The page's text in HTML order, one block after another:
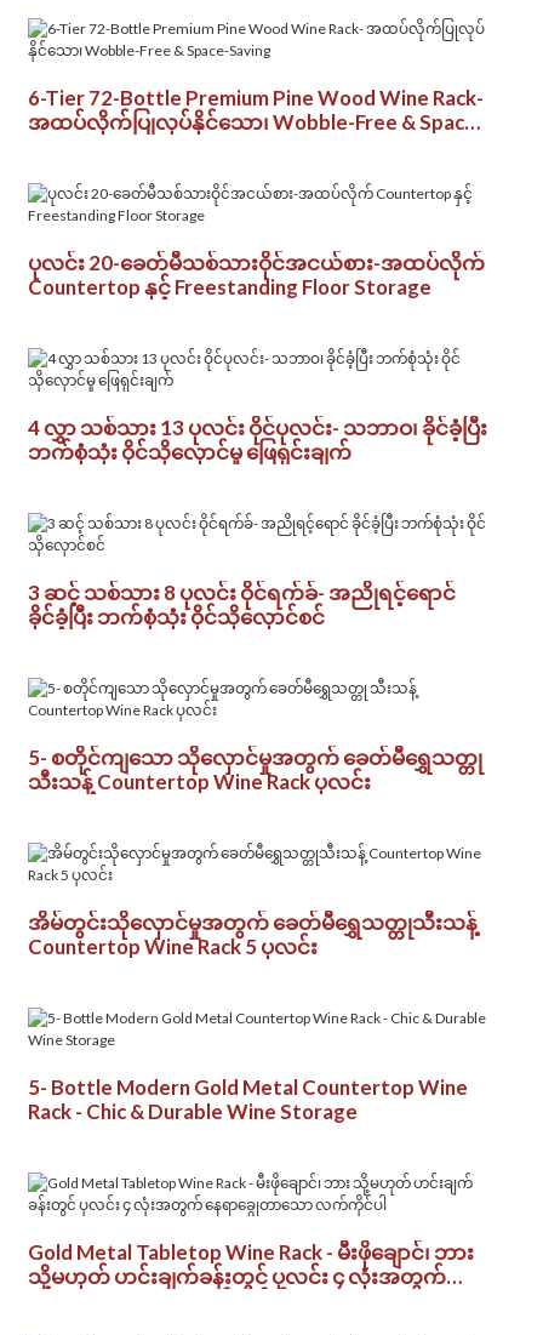
6-Tier 72-Bottle Premium Pine Wood Wine Rack-
အထပ်လိုက်ပြုလုပ်နိုင်သော၊ Wobble-Free & Space-
ပုလင်း 20-ခေတ်မီသစ်သားဝိုင်အငယ်စား-အထပ်လိုက်
Countertop နှင့် Freestanding Floor Storage
4 လွှာ သစ်သား 13 ပုလင်း ဝိုင်ပုလင်း- သဘာဝ၊ ခိုင်ခံ့ပြီး
ဘက်စုံသုံး ဝိုင်သိုလှောင်မှု ဖြေရှင်းချက်
3 ဆင့် သစ်သား 8 ပုလင်း ဝိုင်ရက်ခ်- အညိုရင့်ရောင်
ခိုင်ခံ့ပြီး ဘက်စုံသုံး ဝိုင်သိုလှောင်စင်
5- စတိုင်ကျသော သိုလှောင်မှုအတွက် ခေတ်မီရွှေသတ္တု
သီးသန့် Countertop Wine Rack ပုလင်း
အိမ်တွင်းသိုလှောင်မှုအတွက် ခေတ်မီရွှေသတ္တုသီးသန့်
Countertop Wine Rack 5 ပုလင်း
5- Bottle Modern Gold Metal Countertop Wine
Rack - Chic & Durable Wine Storage
Gold Metal Tabletop Wine Rack - မီးဖိုချောင်၊ ဘား
သို့မဟုတ် ဟင်းချက်ခန်းတွင် ပုလင်း ၄ လုံးအတွက်